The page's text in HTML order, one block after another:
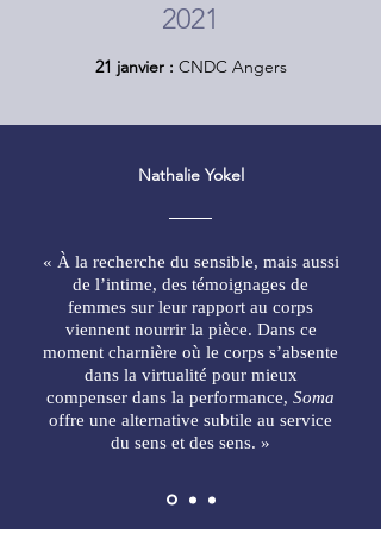
2021
21 janvier : CNDC Angers
Nathalie Yokel
« À la recherche du sensible, mais aussi
de l’intime, des témoignages de
femmes sur leur rapport au corps
viennent nourrir la pièce. Dans ce
moment charnière où le corps s’absente
dans la virtualité pour mieux
compenser dans la performance, Soma
offre une alternative subtile au service
du sens et des sens. »